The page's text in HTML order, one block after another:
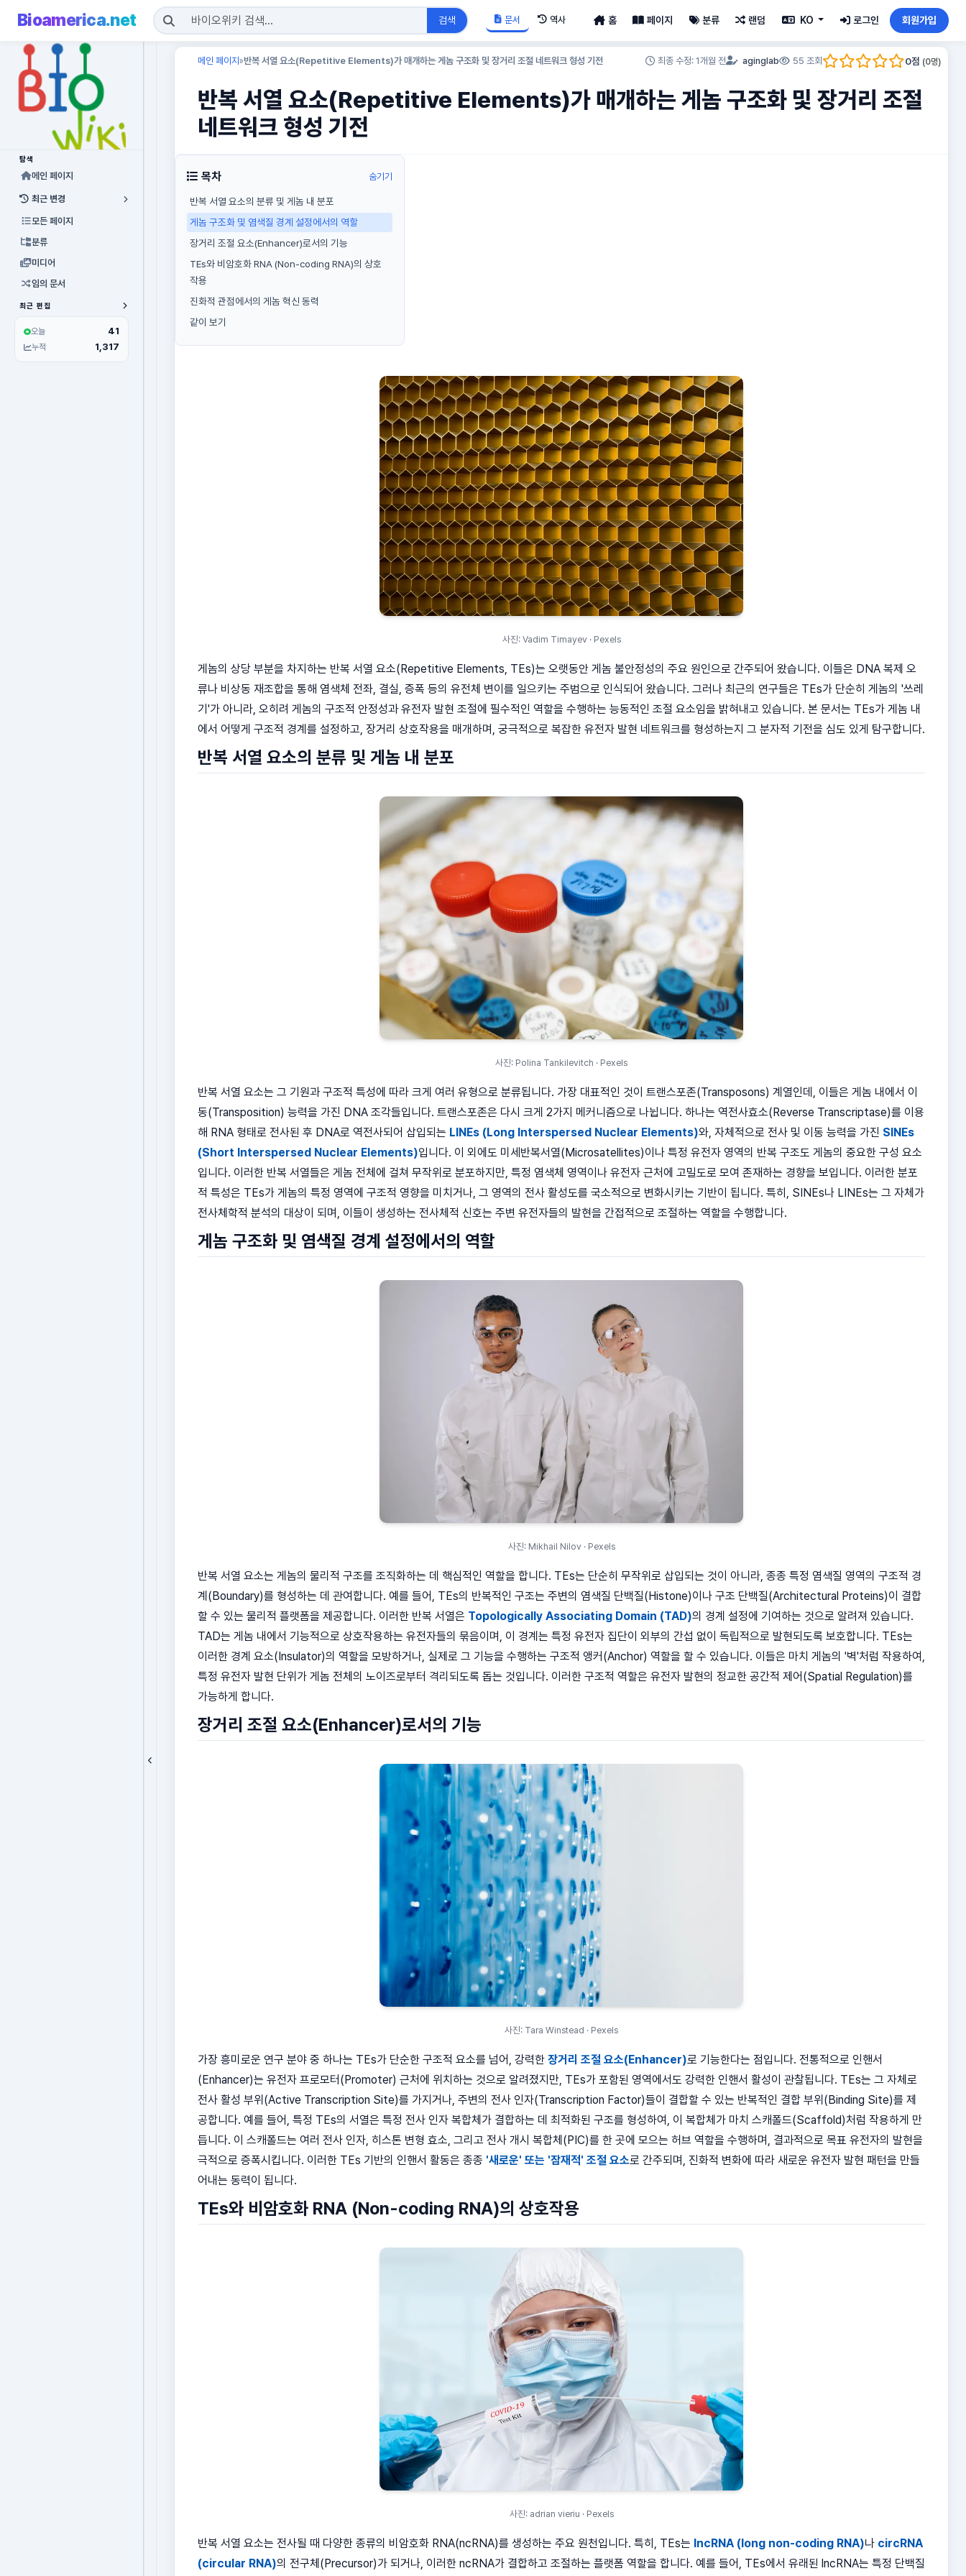
Bioamerica.net 검색 문서 역사 홈 페이지 분류 랜덤 KO 로그인 회원가입
탐색
메인 페이지
최근 변경
모든 페이지
분류
미디어
임의 문서
최근 편집
오늘 41
누적 1,317
메인 페이지 »반복 서열 요소(Repetitive Elements)가 매개하는 게놈 구조화 및 장거리 조절 네트워크 형성 기전 최종 수정: 1개월 전 aginglab 55 조회 0점 (0명)
반복 서열 요소(Repetitive Elements)가 매개하는 게놈 구조화 및 장거리 조절
네트워크 형성 기전
목차 숨기기
반복 서열 요소의 분류 및 게놈 내 분포
게놈 구조화 및 염색질 경계 설정에서의 역할
장거리 조절 요소(Enhancer)로서의 기능
TEs와 비암호화 RNA (Non-coding RNA)의 상호
작용
진화적 관점에서의 게놈 혁신 동력
같이 보기
사진: Vadim Timayev · Pexels
게놈의 상당 부분을 차지하는 반복 서열 요소(Repetitive Elements, TEs)는 오랫동안 게놈 불안정성의 주요 원인으로 간주되어 왔습니다. 이들은 DNA 복제 오
류나 비상동 재조합을 통해 염색체 전좌, 결실, 증폭 등의 유전체 변이를 일으키는 주범으로 인식되어 왔습니다. 그러나 최근의 연구들은 TEs가 단순히 게놈의 '쓰레
기'가 아니라, 오히려 게놈의 구조적 안정성과 유전자 발현 조절에 필수적인 역할을 수행하는 능동적인 조절 요소임을 밝혀내고 있습니다. 본 문서는 TEs가 게놈 내
에서 어떻게 구조적 경계를 설정하고, 장거리 상호작용을 매개하며, 궁극적으로 복잡한 유전자 발현 네트워크를 형성하는지 그 분자적 기전을 심도 있게 탐구합니다.
반복 서열 요소의 분류 및 게놈 내 분포
사진: Polina Tankilevitch · Pexels
반복 서열 요소는 그 기원과 구조적 특성에 따라 크게 여러 유형으로 분류됩니다. 가장 대표적인 것이 트랜스포존(Transposons) 계열인데, 이들은 게놈 내에서 이
동(Transposition) 능력을 가진 DNA 조각들입니다. 트랜스포존은 다시 크게 2가지 메커니즘으로 나뉩니다. 하나는 역전사효소(Reverse Transcriptase)를 이용
해 RNA 형태로 전사된 후 DNA로 역전사되어 삽입되는 LINEs (Long Interspersed Nuclear Elements)와, 자체적으로 전사 및 이동 능력을 가진 SINEs
(Short Interspersed Nuclear Elements)입니다. 이 외에도 미세반복서열(Microsatellites)이나 특정 유전자 영역의 반복 구조도 게놈의 중요한 구성 요소
입니다. 이러한 반복 서열들은 게놈 전체에 걸쳐 무작위로 분포하지만, 특정 염색체 영역이나 유전자 근처에 고밀도로 모여 존재하는 경향을 보입니다. 이러한 분포
적 특성은 TEs가 게놈의 특정 영역에 구조적 영향을 미치거나, 그 영역의 전사 활성도를 국소적으로 변화시키는 기반이 됩니다. 특히, SINEs나 LINEs는 그 자체가
전사체학적 분석의 대상이 되며, 이들이 생성하는 전사체적 신호는 주변 유전자들의 발현을 간접적으로 조절하는 역할을 수행합니다.
게놈 구조화 및 염색질 경계 설정에서의 역할
사진: Mikhail Nilov · Pexels
반복 서열 요소는 게놈의 물리적 구조를 조직화하는 데 핵심적인 역할을 합니다. TEs는 단순히 무작위로 삽입되는 것이 아니라, 종종 특정 염색질 영역의 구조적 경
계(Boundary)를 형성하는 데 관여합니다. 예를 들어, TEs의 반복적인 구조는 주변의 염색질 단백질(Histone)이나 구조 단백질(Architectural Proteins)이 결합
할 수 있는 물리적 플랫폼을 제공합니다. 이러한 반복 서열은 Topologically Associating Domain (TAD)의 경계 설정에 기여하는 것으로 알려져 있습니다.
TAD는 게놈 내에서 기능적으로 상호작용하는 유전자들의 묶음이며, 이 경계는 특정 유전자 집단이 외부의 간섭 없이 독립적으로 발현되도록 보호합니다. TEs는
이러한 경계 요소(Insulator)의 역할을 모방하거나, 실제로 그 기능을 수행하는 구조적 앵커(Anchor) 역할을 할 수 있습니다. 이들은 마치 게놈의 '벽'처럼 작용하여,
특정 유전자 발현 단위가 게놈 전체의 노이즈로부터 격리되도록 돕는 것입니다. 이러한 구조적 역할은 유전자 발현의 정교한 공간적 제어(Spatial Regulation)를
가능하게 합니다.
장거리 조절 요소(Enhancer)로서의 기능
사진: Tara Winstead · Pexels
가장 흥미로운 연구 분야 중 하나는 TEs가 단순한 구조적 요소를 넘어, 강력한 장거리 조절 요소(Enhancer)로 기능한다는 점입니다. 전통적으로 인핸서
(Enhancer)는 유전자 프로모터(Promoter) 근처에 위치하는 것으로 알려졌지만, TEs가 포함된 영역에서도 강력한 인핸서 활성이 관찰됩니다. TEs는 그 자체로
전사 활성 부위(Active Transcription Site)를 가지거나, 주변의 전사 인자(Transcription Factor)들이 결합할 수 있는 반복적인 결합 부위(Binding Site)를 제
공합니다. 예를 들어, 특정 TEs의 서열은 특정 전사 인자 복합체가 결합하는 데 최적화된 구조를 형성하여, 이 복합체가 마치 스캐폴드(Scaffold)처럼 작용하게 만
듭니다. 이 스캐폴드는 여러 전사 인자, 히스톤 변형 효소, 그리고 전사 개시 복합체(PIC)를 한 곳에 모으는 허브 역할을 수행하며, 결과적으로 목표 유전자의 발현을
극적으로 증폭시킵니다. 이러한 TEs 기반의 인핸서 활동은 종종 '새로운' 또는 '잠재적' 조절 요소로 간주되며, 진화적 변화에 따라 새로운 유전자 발현 패턴을 만들
어내는 동력이 됩니다.
TEs와 비암호화 RNA (Non-coding RNA)의 상호작용
사진: adrian vieriu · Pexels
반복 서열 요소는 전사될 때 다양한 종류의 비암호화 RNA(ncRNA)를 생성하는 주요 원천입니다. 특히, TEs는 lncRNA (long non-coding RNA)나 circRNA
(circular RNA)의 전구체(Precursor)가 되거나, 이러한 ncRNA가 결합하고 조절하는 플랫폼 역할을 합니다. 예를 들어, TEs에서 유래된 lncRNA는 특정 단백질